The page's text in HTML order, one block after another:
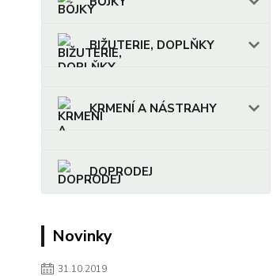
BIŽUTERIE, DOPLŇKY
KRMENÍ A NÁSTRAHY
DOPRODEJ
Novinky
31.10.2019